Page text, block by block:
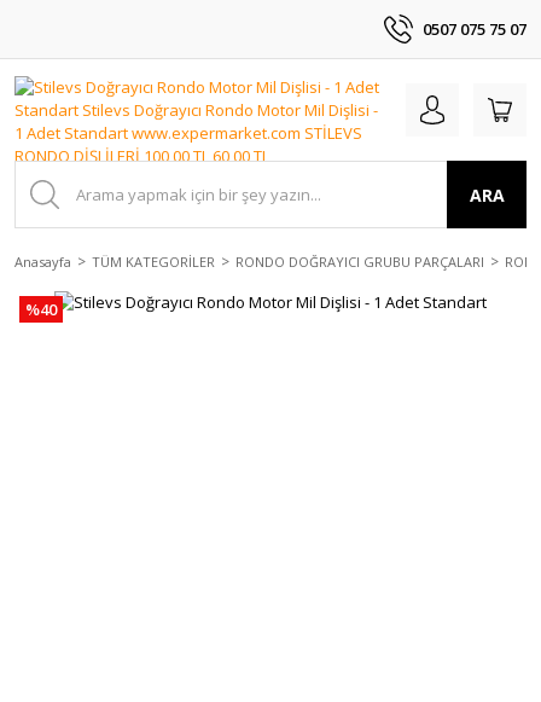
0507 075 75 07
ARA
Anasayfa TÜM KATEGORİLER RONDO DOĞRAYICI GRUBU PARÇALARI
%40